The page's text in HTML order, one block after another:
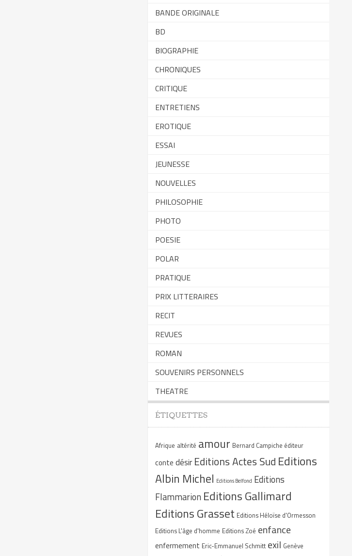
BANDE ORIGINALE
BD
BIOGRAPHIE
CHRONIQUES
CRITIQUE
ENTRETIENS
EROTIQUE
ESSAI
JEUNESSE
NOUVELLES
PHILOSOPHIE
PHOTO
POESIE
POLAR
PRATIQUE
PRIX LITTERAIRES
RECIT
REVUES
ROMAN
SOUVENIRS PERSONNELS
THEATRE
ÉTIQUETTES
Afrique altérité amour Bernard Campiche éditeur
conte désir Editions Actes Sud Editions
Albin Michel Editions Belfond Editions
Flammarion Editions Gallimard
Editions Grasset Editions Héloïse d'Ormesson
Editions L'âge d'homme Editions Zoé enfance
enfermement Eric-Emmanuel Schmitt exil Genève